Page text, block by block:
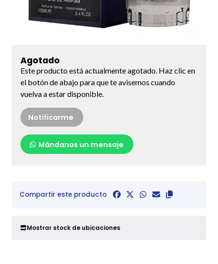
Agotado
Este producto está actualmente agotado. Haz clic en
el botón de abajo para que te avisemos cuando
vuelva a estar disponible.
Notificarme
Mándanos un mensaje
Compartir este producto
Mostrar stock de ubicaciones